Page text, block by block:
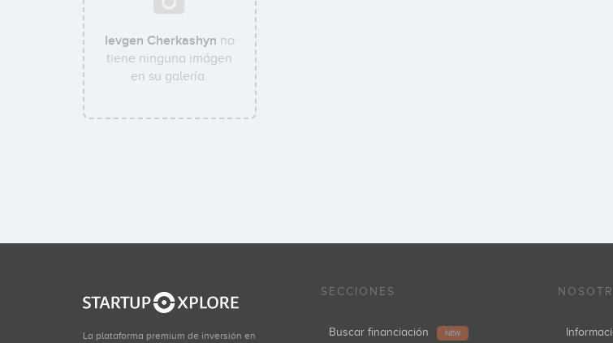
Ievgen Cherkashyn no
tiene ninguna imágen
en su galería.
La plataforma premium de inversión en
SECCIONES
Buscar financiación NEW